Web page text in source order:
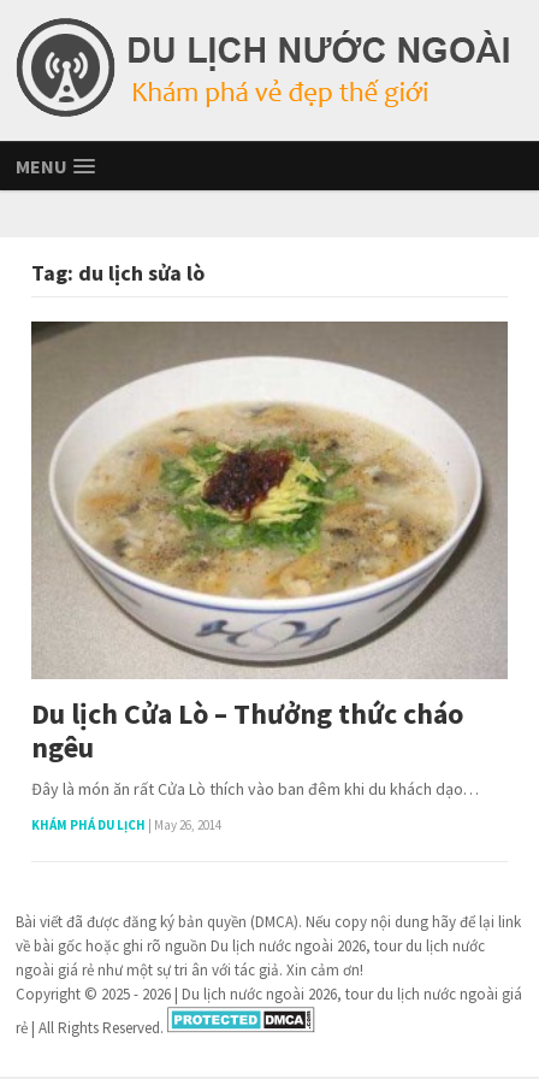
MENU
Tag: du lịch sửa lò
Du lịch Cửa Lò – Thưởng thức cháo
ngêu
Đây là món ăn rất Cửa Lò thích vào ban đêm khi du khách dạo…
KHÁM PHÁ DU LỊCH | May 26, 2014
Bài viết đã được đăng ký bản quyền (DMCA). Nếu copy nội dung hãy để lại link
về bài gốc hoặc ghi rõ nguồn Du lịch nước ngoài 2026, tour du lịch nước
ngoài giá rẻ như một sự tri ân với tác giả. Xin cảm ơn!
Copyright © 2025 - 2026 | Du lịch nước ngoài 2026, tour du lịch nước ngoài giá
rẻ | All Rights Reserved.